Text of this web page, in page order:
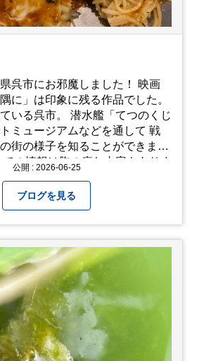
呉市にお邪魔しました！ 映画
に」は印象に残る作品でした。
潜水艦「てつのくじ
ミュージアムなどを通して 戦
街の様子を知ることができまし
美味しい物もたく
元のスーパーで買った自分へのお
焼きもやっぱり美味しいです
遊びに行きたいです♪
公開 : 2026-06-25
ブログを見る